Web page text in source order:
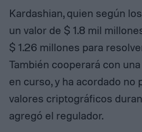
Kardashian, quien según
un valor de $ 1.8 mil
$ 1.26 millones para
También cooperará con
en curso, y ha acordado no
valores criptográficos
agregó el regulador.